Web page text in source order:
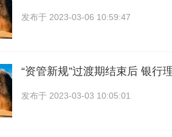
发布于 2023-03-06 10:59:47
“资管新规”过渡期结束后 银行
发布于 2023-03-03 10:05:01